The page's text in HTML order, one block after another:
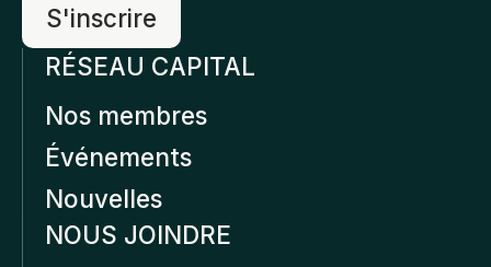
RÉSEAU CAPITAL
Nos membres
Événements
Nouvelles
NOUS JOINDRE